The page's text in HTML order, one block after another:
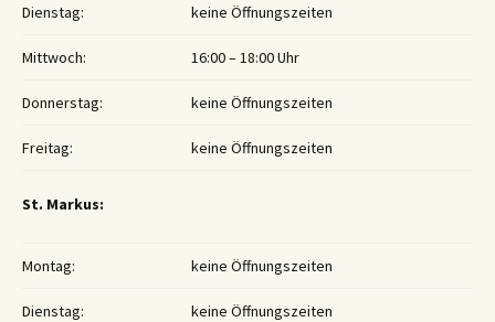
Dienstag: keine Öffnungszeiten
Mittwoch: 16:00 – 18:00 Uhr
Donnerstag: keine Öffnungszeiten
Freitag: keine Öffnungszeiten
St. Markus:
Montag: keine Öffnungszeiten
Dienstag: keine Öffnungszeiten